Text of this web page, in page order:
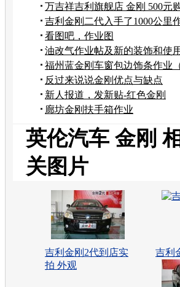
万吉祥吉利旗舰店 金刚 500元
费券
吉利金刚二代入手了1000公里
续更新中
看图吧，作业图
油改气作业帖及新的装饰和使
受……
福州蓝金刚车窗包边饰条作业
不满意）
反过来说说金刚优点与缺点
新人报道，发新贴-红色金刚
廊坊金刚扶手箱作业
英伦汽车 金刚 相
关图片
吉利金刚2代到店实
拍 外观
吉利